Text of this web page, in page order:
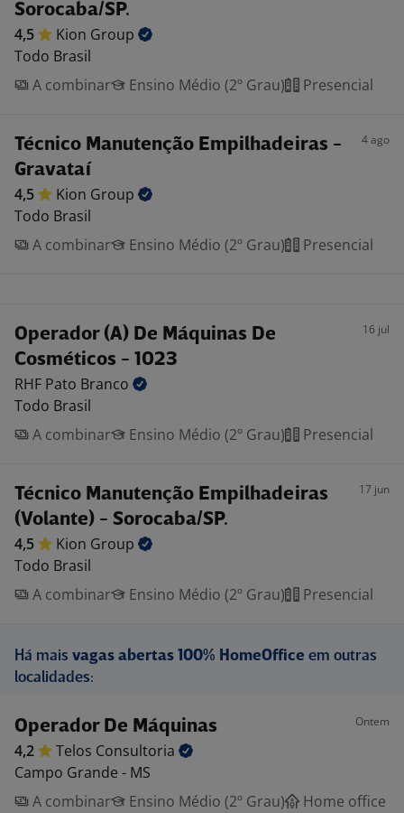
Sorocaba/SP.
4,5 Kion Group
Todo Brasil
A combinar
Ensino Médio (2º Grau) Presencial
Técnico Manutenção Empilhadeiras -
Gravataí
4 ago
4,5 Kion Group
Todo Brasil
A combinar
Ensino Médio (2º Grau) Presencial
Operador (A) De Máquinas De
Cosméticos - 1023
16 jul
RHF Pato Branco
Todo Brasil
A combinar
Ensino Médio (2º Grau) Presencial
Técnico Manutenção Empilhadeiras
(Volante) - Sorocaba/SP.
17 jun
4,5 Kion Group
Todo Brasil
A combinar
Ensino Médio (2º Grau) Presencial
Há mais vagas abertas 100% HomeOffice em outras
localidades:
Operador De Máquinas Ontem
4,2 Telos Consultoria
Campo Grande - MS
A combinar
Ensino Médio (2º Grau) Home office